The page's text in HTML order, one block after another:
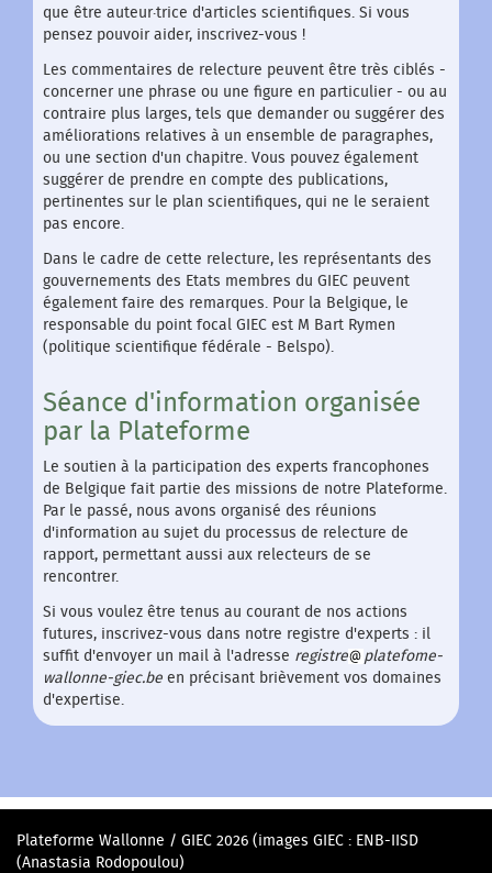
que être auteur·trice d'articles scientifiques. Si vous
pensez pouvoir aider, inscrivez-vous !
Les commentaires de relecture peuvent être très ciblés -
concerner une phrase ou une figure en particulier - ou au
contraire plus larges, tels que demander ou suggérer des
améliorations relatives à un ensemble de paragraphes,
ou une section d'un chapitre. Vous pouvez également
suggérer de prendre en compte des publications,
pertinentes sur le plan scientifiques, qui ne le seraient
pas encore.
Dans le cadre de cette relecture, les représentants des
gouvernements des Etats membres du GIEC peuvent
également faire des remarques. Pour la Belgique, le
responsable du point focal GIEC est M Bart Rymen
(politique scientifique fédérale - Belspo).
Séance d'information organisée
par la Plateforme
Le soutien à la participation des experts francophones
de Belgique fait partie des missions de notre Plateforme.
Par le passé, nous avons organisé des réunions
d'information au sujet du processus de relecture de
rapport, permettant aussi aux relecteurs de se
rencontrer.
Si vous voulez être tenus au courant de nos actions
futures, inscrivez-vous dans notre registre d'experts : il
suffit d'envoyer un mail à l'adresse registre
platefome-
wallonne-giec.be en précisant brièvement vos domaines
d'expertise.
Plateforme Wallonne / GIEC 2026 (images GIEC : ENB-IISD
(Anastasia Rodopoulou)